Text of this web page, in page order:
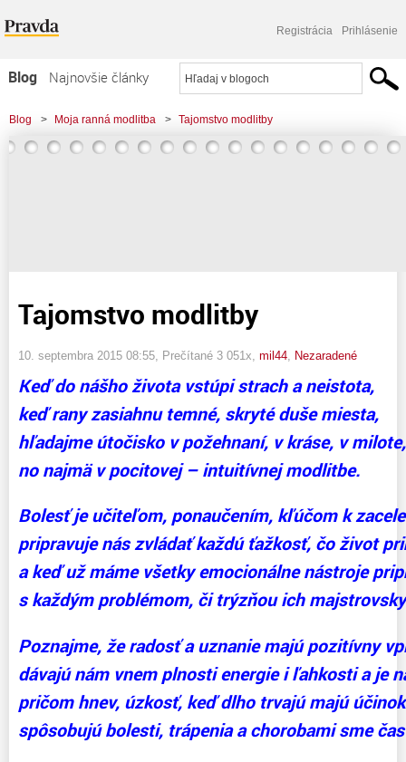
Registrácia Prihlásenie
Blog
Najnovšie články
Najčítanejšie články
Najkomentovanejšie články
Blog > Moja ranná modlitba > Tajomstvo modlitby
Tajomstvo modlitby
10. septembra 2015 08:55 , Prečítané 3 051x, mil44 Nezaradené
Keď do nášho života vstúpi strach a neistota,
keď rany zasiahnu temné, skryté duše miesta,
hľadajme útočisko v požehnaní, v kráse, v milote,
no najmä v pocitovej – intuitívnej modlitbe.
Bolesť je učiteľom, ponaučením, kľúčom k
pripravuje nás zvládať každú ťažkosť, čo život
a keď už máme všetky emocionálne nástroje
s každým problémom, či trýzňou ich
Poznajme, že radosť a uznanie majú pozitívny
dávajú nám vnem plnosti energie i ľahkosti a je
pričom hnev, úzkosť, keď dlho trvajú majú
spôsobujú bolesti, trápenia a chorobami sme